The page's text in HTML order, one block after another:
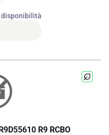
disponibilità
R9 RCBO